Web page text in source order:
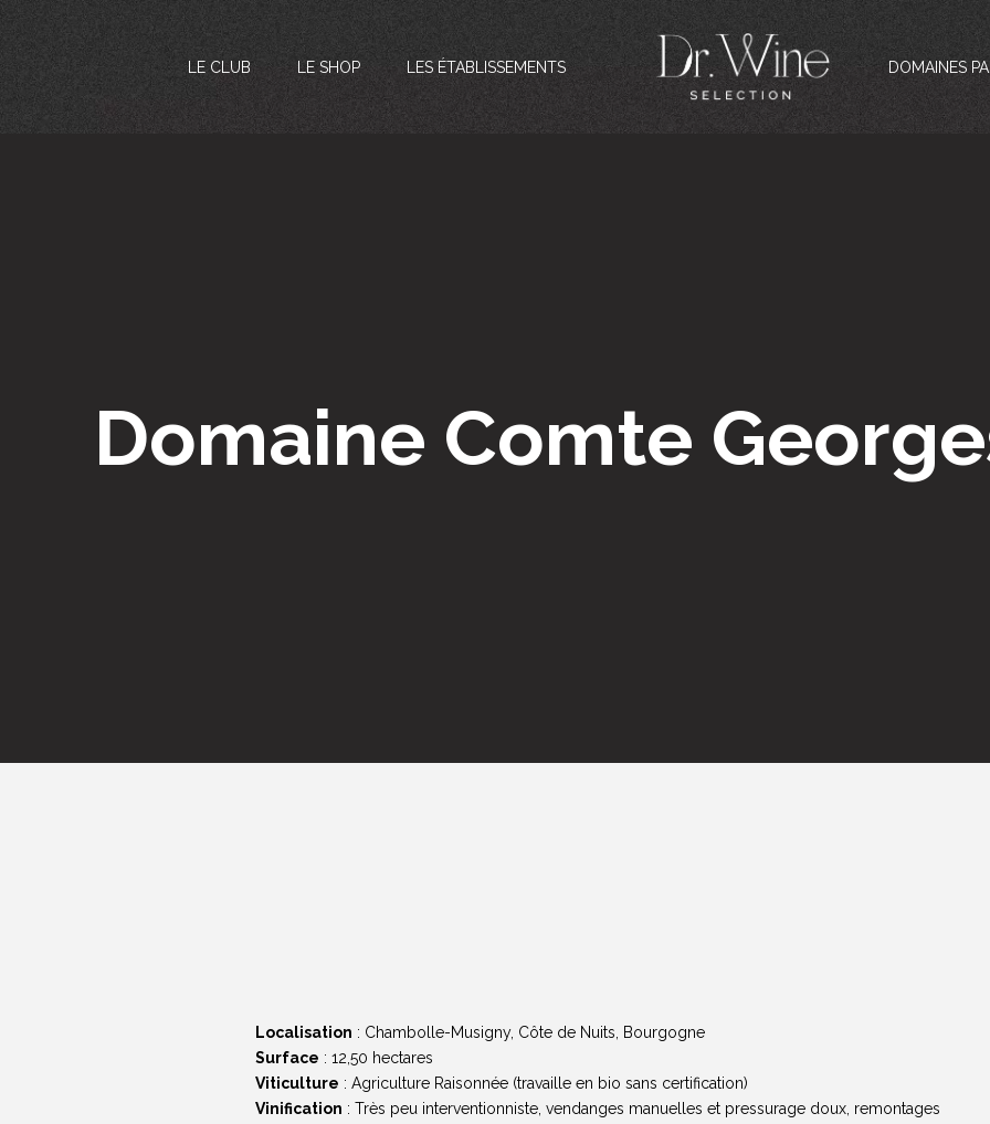
LE CLUB LE SHOP LES ÉTABLISSEMENTS DOMAINES
Domaine Comte
Localisation : Chambolle-Musigny, Côte de Nuits, Bourgogne
Surface : 12,50 hectares
Viticulture : Agriculture Raisonnée (travaille en bio sans certification)
Vinification : Très peu interventionniste, vendanges manuelles et pressurage doux, remontages